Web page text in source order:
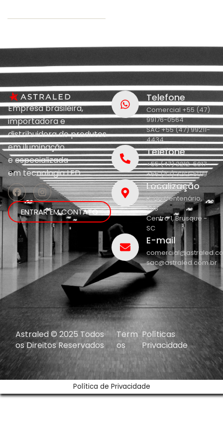
Empresa brasileira,
importadora e
distribuidora de produtos
em iluminação
eespecializada
emtecnologia LED.
ENTRAR EM CONTATO
Telefone
Comercial +55 (47)
99176-0564
SAC +55 (47) 99211-
4434
Telefone
+55 (47) 3212-5017
+55 (47) 3212-5019
Localização
R. do Centenário,
208
Centro 1, Brusque -
SC
E-mail
sac@astraled.com.br
Astraled © 2025 Todos
os Direitos Reservados
Term
os
Políticas
Privacidade
Política de Privacidade